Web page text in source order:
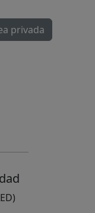
privada